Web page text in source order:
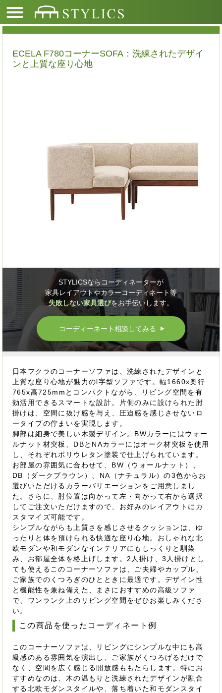
ECELA F780コーナーSOFA：洗練されたデザイ
ンと上質な座り心地
STYLICSならコーディネーターが
家具レイアウトやカラーコーディネート等
失敗しない家具選びをお手伝いします。
コーディーネート相談してみる ▲
日本フクラのコーナーソファは、洗練されたデザインと
上質な座り心地が魅力のl字型ソファです。幅1660x奥行
765x高725mmとコンパクトながら、リビング空間を有
効活用できるスマートな設計。片側のみに設けられた肘
掛けは、空間に抜け感を与え、圧迫感を感じさせないロ
ータイプの佇まいを実現します。
脚部は細身で美しい木製デザイン。BWカラーにはウォー
ルナット材突板、DBとNAカラーにはオーク材突板を使用
し、それぞれポリウレタン塗装で仕上げられています。
お部屋の雰囲気に合わせて、BW（ウォールナット）、
DB（ダークブラウン）、NA（ナチュラル）の3色からお
選びいただけるカラーバリエーションをご用意しまし
た。さらに、肘位置は向かって左・向かって右から選択
してご注文いただけますので、お好みのレイアウトにカ
スタマイズ可能です。
シンプルながらも上質さを感じさせるクッションは、ゆ
ったりと体を預けられる快適な座り心地。おしゃれな北
欧モダンや和モダンなインテリアにもしっくりと馴染
み、お部屋全体を格上げします。2人掛け、3人掛けとし
ても使えるこのコーナーソファは、ご夫婦やカップル、
ご家族でのくつろぎのひとときに最適です。デザイン性
と機能性を兼ね備えた、まさにおすすめの高級ソファ
で、ワンランク上のリビング空間をぜひお楽しみくださ
い。
この商品を使ったコーディネート例
このコーナーソファは、リビングにシンプルな中にも高
級感のある雰囲気を演出し、ご家族がくつろげるだけで
なく、空間を広く感じる開放感ももたらします。特にお
すすめなのは、木の温もりと洗練されたデザインが融合
する北欧モダンスタイルや、落ち着いた和モダンスタイ